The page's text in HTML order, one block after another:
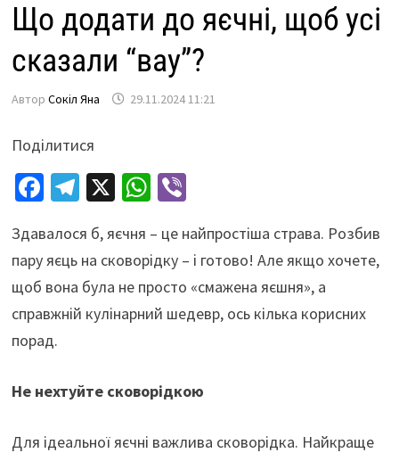
Що додати до яєчні, щоб усі
сказали “вау”?
Автор Сокіл Яна 29.11.2024 11:21
Поділитися
Fa
b
o
o
k
Te
gr
a
m
X W
at
sA
p
p
Vi
er
Здавалося б, яєчня – це найпростіша страва. Розбив
пару яєць на сковорідку – і готово! Але якщо хочете,
щоб вона була не просто «смажена яєшня», а
справжній кулінарний шедевр, ось кілька корисних
порад.
Не нехтуйте сковорідкою
Для ідеальної яєчні важлива сковорідка. Найкраще